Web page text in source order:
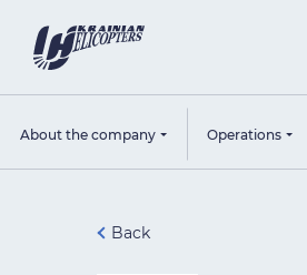
About the company Operations
Back